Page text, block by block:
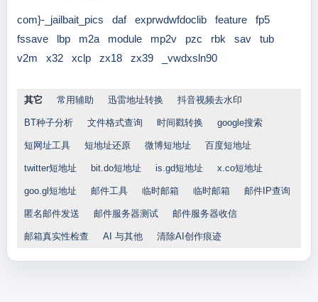
com}-_jailbait_pics daf exprwdwfdoclib feature
fp5
fssave
lbp m2a module mp2v pzc rbk sav
tub
v2m
x32 xclp zx18 zx39 _vwdxsln90
其它 常用辅助 迅雷地址转换 抖音视频去水印
BT种子分析 文件格式查询 时间戳转换 google搜索
短网址工具 短地址还原 微博短地址 百度短地址
twitter短地址 bit.do短地址 is.gd短地址 x.co短地址
goo.gl短地址 邮件工具 临时邮箱 临时邮箱 邮件IP查询
匿名邮件发送 邮件服务器测试 邮件服务器收信
邮箱真实性检查 AI 与其他 清除AI创作痕迹